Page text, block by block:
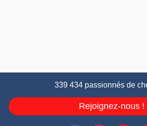
339 434 passionnés de
Rejoignez-nous !